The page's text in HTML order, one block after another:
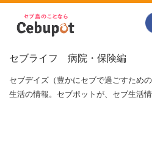
病院・保険
セブライフ 病院・保険編
セブデイズ（豊かにセブで過ごすため
生活の情報。セブポットが、セブ生活